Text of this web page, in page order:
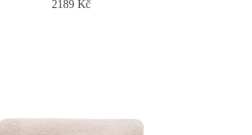
2189 Kč